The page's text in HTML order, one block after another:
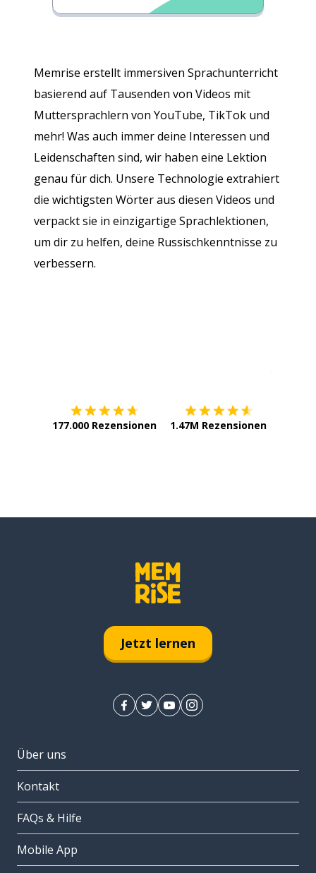
Memrise erstellt immersiven Sprachunterricht
basierend auf Tausenden von Videos mit
Muttersprachlern von YouTube, TikTok und
mehr! Was auch immer deine Interessen und
Leidenschaften sind, wir haben eine Lektion
genau für dich. Unsere Technologie extrahiert
die wichtigsten Wörter aus diesen Videos und
verpackt sie in einzigartige Sprachlektionen,
um dir zu helfen, deine Russischkenntnisse zu
verbessern.
177.000 Rezensionen 1.47M Rezensionen
Jetzt lernen
Über uns
Kontakt
FAQs & Hilfe
Mobile App